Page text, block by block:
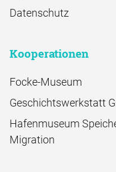
Datenschutz
Kooperationen
Focke-Museum
Geschichtswerkstatt
Hafenmuseum
Migration